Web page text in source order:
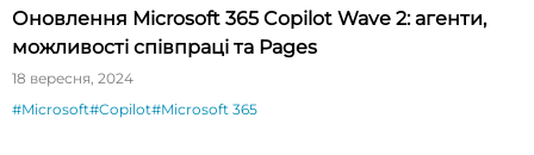
Оновлення Microsoft 365 Copilot Wave 2: агенти,
можливості співпраці та Pages
18 вересня, 2024
#Microsoft#Copilot#Microsoft 365